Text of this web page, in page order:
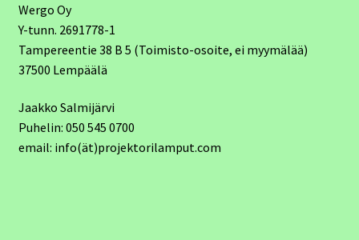
Wergo Oy
Y-tunn. 2691778-1
Tampereentie 38 B 5 (Toimisto-osoite, ei myymälää)
37500 Lempäälä
Jaakko Salmijärvi
Puhelin: 050 545 0700
email: info(ät)projektorilamput.com